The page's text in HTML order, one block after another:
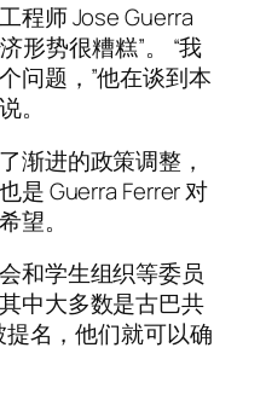
程师 Jose Guerra
形势很糟糕”。 “我
问题，”他在谈到本
。
渐进的政策调整，
是 Guerra Ferrer 对
望。
和学生组织等委员
中大多数是古巴共
提名，他们就可以确